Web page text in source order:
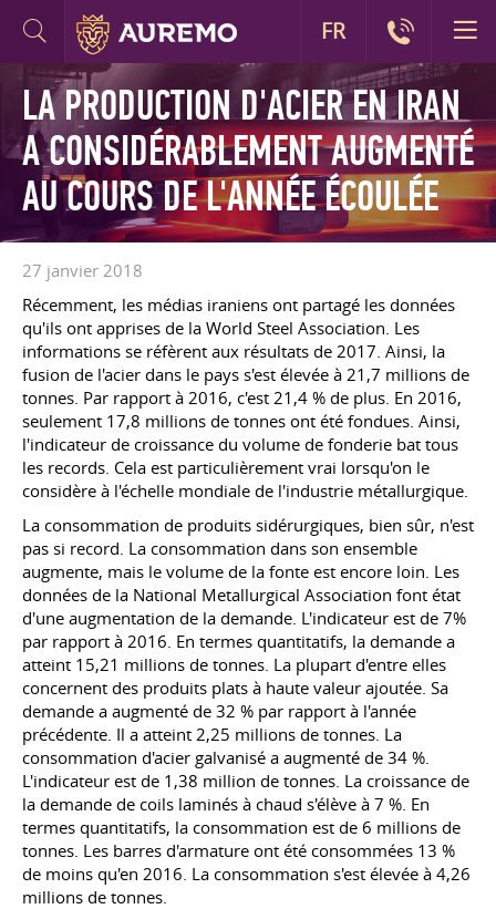
LA PRODUCTION D'ACIER EN IRAN
A CONSIDÉRABLEMENT AUGMENTÉ
AU COURS DE L'ANNÉE ÉCOULÉE
27 janvier 2018
Récemment, les médias iraniens ont partagé les données
qu'ils ont apprises de la World Steel Association. Les
informations se réfèrent aux résultats de 2017. Ainsi, la
fusion de l'acier dans le pays s'est élevée à 21,7 millions de
tonnes. Par rapport à 2016, c'est 21,4 % de plus. En 2016,
seulement 17,8 millions de tonnes ont été fondues. Ainsi,
l'indicateur de croissance du volume de fonderie bat tous
les records. Cela est particulièrement vrai lorsqu'on le
considère à l'échelle mondiale de l'industrie métallurgique.
La consommation de produits sidérurgiques, bien sûr, n'est
pas si record. La consommation dans son ensemble
augmente, mais le volume de la fonte est encore loin. Les
données de la National Metallurgical Association font état
d'une augmentation de la demande. L'indicateur est de 7%
par rapport à 2016. En termes quantitatifs, la demande a
atteint 15,21 millions de tonnes. La plupart d'entre elles
concernent des produits plats à haute valeur ajoutée. Sa
demande a augmenté de 32 % par rapport à l'année
précédente. Il a atteint 2,25 millions de tonnes. La
consommation d'acier galvanisé a augmenté de 34 %.
L'indicateur est de 1,38 million de tonnes. La croissance de
la demande de coils laminés à chaud s'élève à 7 %. En
termes quantitatifs, la consommation est de 6 millions de
tonnes. Les barres d'armature ont été consommées 13 %
de moins qu'en 2016. La consommation s'est élevée à 4,26
millions de tonnes.
FR